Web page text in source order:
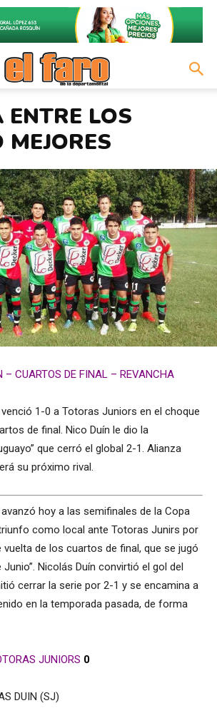
ENTRE LOS
MEJORES
– CUARTOS DE FINAL – REVANCHA
1-0 a Totoras Juniors en el choque
de final. Nico Duín le dio la
que cerró el global 2-1. Alianza
su próximo rival.
hoy a las semifinales de la Copa
como local ante Totoras Junirs por
vuelta de los cuartos de final, que se jugó
Junio”. Nicolás Duín convirtió el gol del
cerrar la serie por 2-1 y se encamina a
en la temporada pasada, de forma
JUNIORS 0
DUIN (SJ)